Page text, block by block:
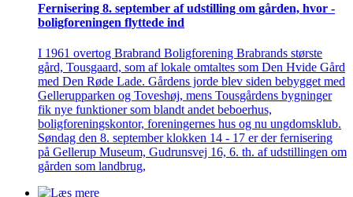
Fernisering 8. september af ­udstilling om gården, hvor ­
bolig­foreningen flyttede ind
I 1961 overtog Brabrand Boligforening Brabrands største
gård, Tousgaard, som af lokale omtaltes som Den Hvide Gård
med Den Røde Lade. Gårdens jorde blev siden bebygget med
Gellerupparken og Toveshøj, mens Tousgårdens bygninger
fik nye funktioner som blandt andet beboerhus,
boligforeningskontor, foreningernes hus og nu ungdomsklub.
Søndag den 8. september klokken 14 - 17 er der fernisering
på Gellerup Museum, Gudrunsvej 16, 6. th. af udstillingen om
gården som landbrug,